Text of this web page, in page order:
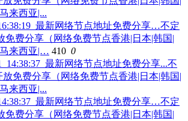
最新网络节点地址免费分享…不定
费分享（网络免费节点香港|日本|韩国|
来西亚|… 410 0
最新网络节点地址免费分享…不定
费分享（网络免费节点香港|日本|韩国|